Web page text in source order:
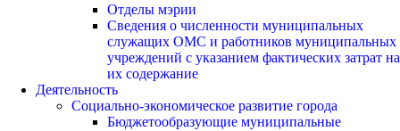
Отделы мэрии
Сведения о численности муниципальных
служащих ОМС и работников муниципальных
учреждений с указанием фактических затрат на
их содержание
Деятельность
Социально-экономическое развитие города
Бюджетообразующие муниципальные